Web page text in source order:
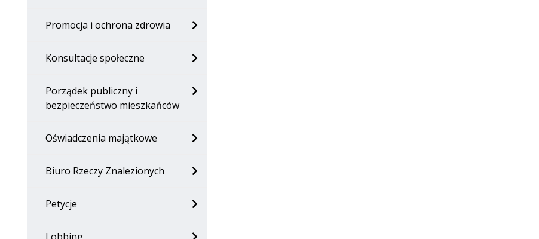
Promocja i ochrona zdrowia
Konsultacje społeczne
Porządek publiczny i
bezpieczeństwo mieszkańców
Oświadczenia majątkowe
Biuro Rzeczy Znalezionych
Petycje